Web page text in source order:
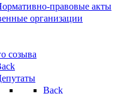
правовые акты
организации
созыва
Back